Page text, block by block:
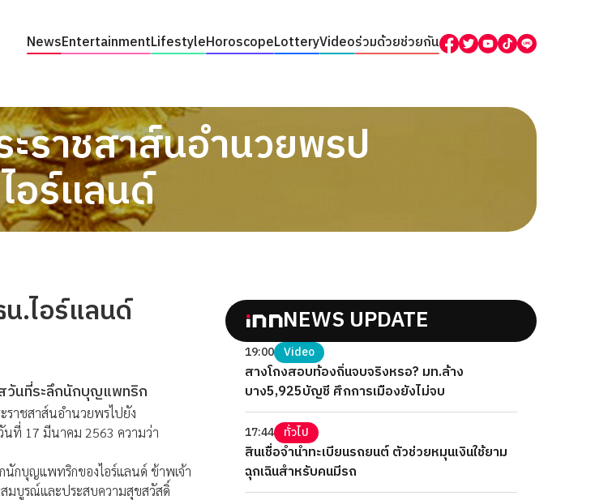
NewsEntertainmentLifestyleHoroscopeLotteryVideoร่วมด้วยช่วยกัน
ราชสาส์นอำนวยพรป
อร์แลนด์
.ไอร์แลนด์
วันที่ระลึกนักบุญแพทริก
ราชสาส์นอำนวยพรไปยัง
นที่ 17 มีนาคม 2563 ความว่า
นักบุญแพทริกของไอร์แลนด์ ข้าพเจ้า
มบูรณ์และประสบความสุขสวัสดิ์
NEWS UPDATE
19:00 Video
สางโกงสอบท้องถิ่นจบจริงหรอ? มท.ล้าง
บาง5,925บัญชี ศึกการเมืองยังไม่จบ
17:44 ทั่วไป
สินเชื่อจำนำทะเบียนรถยนต์ ตัวช่วยหมุนเงินใช้ยาม
ฉุกเฉินสำหรับคนมีรถ